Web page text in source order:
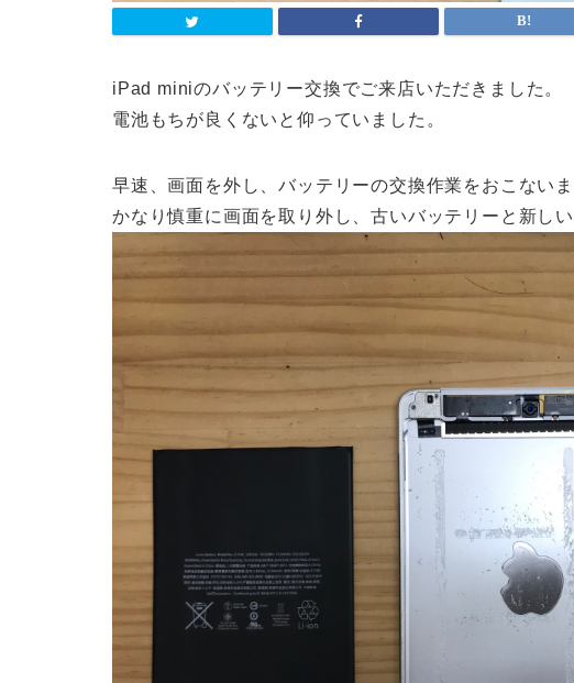
iPad miniのバッテリー交換でご来店いただきました。
電池もちが良くないと仰っていました。
早速、画面を外し、バッテリーの交換作業をおこないま
かなり慎重に画面を取り外し、古いバッテリーと新し